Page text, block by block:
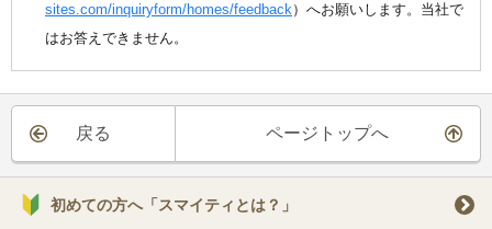
sites.com/inquiryform/homes/feedback ）へお願いします。当社で
はお答えできません。
戻る ページトップへ
初めての方へ「スマイティとは？」